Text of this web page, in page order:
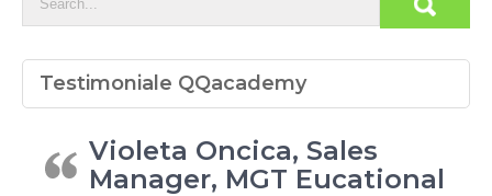
Testimoniale QQacademy
Violeta Oncica, Sales
Manager, MGT Eucational